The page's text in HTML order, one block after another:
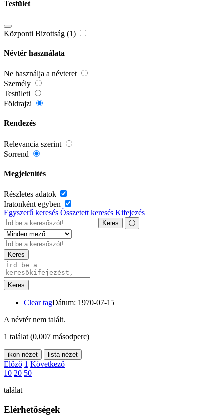
Testület
Központi Bizottság (1)
Névtér használata
Ne használja a névteret
Személy
Testületi
Földrajzi
Rendezés
Relevancia szerint
Sorrend
Megjelenítés
Részletes adatok
Iratonként egyben
Egyszerű keresés Összetett keresés Kifejezés
Keres ⓘ
Keres
Keres
Clear tagDátum: 1970-07-15
A névtér nem talált.
1 találat (0,007 másodperc)
ikon nézet lista nézet
Előző 1 Következő
10 20 50
találat
Elérhetőségek